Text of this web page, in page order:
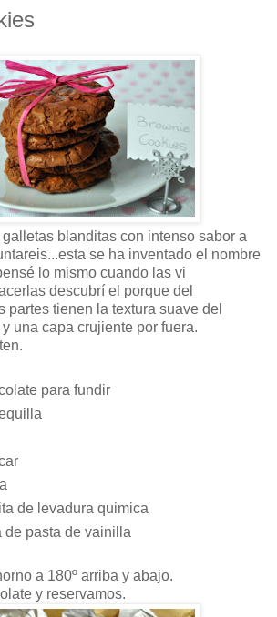
blanditas con intenso sabor a
se ha inventado el nombre
lo mismo cuando las vi
descubrí el porque del
partes tienen la textura suave del
una capa crujiente por fuera.
para fundir
de levadura quimica
de pasta de vainilla
a 180º arriba y abajo.
y reservamos.